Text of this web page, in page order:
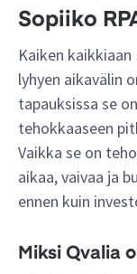
Sopiiko
Kaiken
lyhyen aikavälin
tapauksissa se
tehokkaaseen
Vaikka se on
aikaa, vaivaa ja
ennen kuin
Miksi Qvalia